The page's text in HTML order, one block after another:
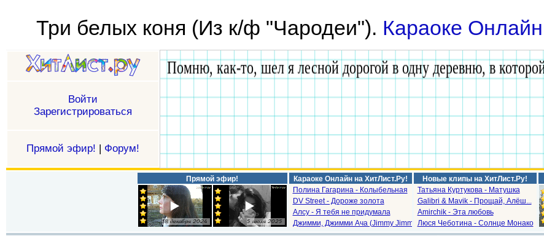
Три белых коня (Из к/ф "Чародеи"). Караоке Онлайн
Войти
Зарегистрироваться
Прямой эфир! | Форум!
Прямой эфир!
Караоке Онлайн на ХитЛист.Ру!
Полина Гагарина - Колыбельная
DV Street - Дороже золота
Алсу - Я тебя не придумала
Джимми, Джимми Ача (Jimmy Jimm...
Новые клипы на ХитЛист.Ру!
Татьяна Куртукова - Матушка
Galibri & Mavik - Прощай, Алёш...
Amirchik - Эта любовь
Люся Чеботина - Солнце Монако